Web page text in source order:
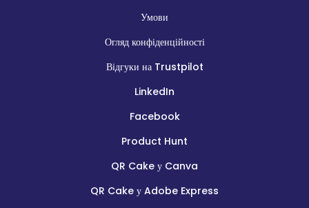
Умови
Огляд конфіденційності
Відгуки на Trustpilot
LinkedIn
Facebook
Product Hunt
QR Cake у Canva
QR Cake у Adobe Express